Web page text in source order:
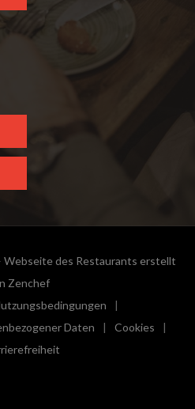
des Restaurants erstellt
Zenchef((öffnet ein neues Fenster))
neues Fenster))((öffnet ein neues Fenster))
Daten
ein neues Fenster))
Cookies
((öffnet